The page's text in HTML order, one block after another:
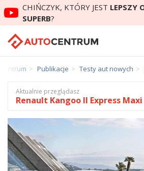
CHIŃCZYK, KTÓRY JEST LEPSZY
SUPERB?
Publikacje Testy aut nowych
Aktualnie przeglądasz
Renault Kangoo II Express Maxi